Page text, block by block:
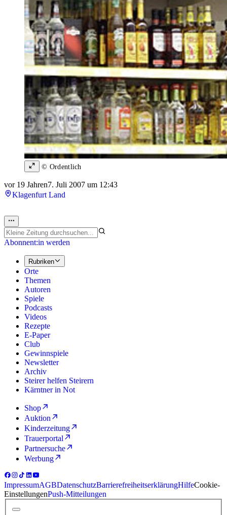
© Ordentlich
vor 19 Jahren7. Juli 2007 um 12:43
Klagenfurt Land
Abonnent:in werden
Rubriken
Orte
Themen
Autoren
Spiele
Podcasts
Videos
Rezepte
E-Paper
Club
Gewinnspiele
Newsletter
Archiv
Steirer helfen Steirern
Kärntner in Not
Shop
Auktion
Kinderzeitung
Trauerportal
Partnersuche
Werbung
ImpressumAGBDatenschutzBarrierefreiheitserklärungHilfeCookie-
EinstellungenPush-Mitteilungen